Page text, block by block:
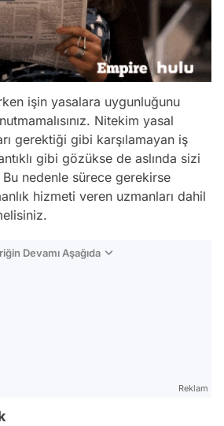
işin yasalara uygunluğunu
Nitekim yasal
gerektiği gibi karşılamayan iş
gibi gözükse de aslında sizi
nedenle sürece gerekirse
hizmeti veren uzmanları dahil
Devamı Aşağıda
Reklam